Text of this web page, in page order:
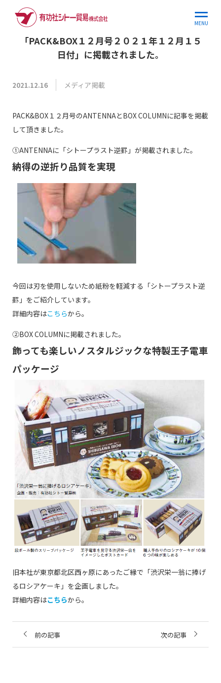
MENU
ホームお知らせ 「PACK&BOX１２月号２０…
「PACK&BOX１２月号２０２１年１２月１５
日付」に掲載されました。
2021.12.16 メディア掲載
PACK&BOX１２月号のANTENNAとBOX COLUMNに記事を掲載
して頂きました。
①ANTENNAに「シトープラスト逆罫」が掲載されました。
納得の逆折り品質を実現
今回は刃を使用しないため紙粉を軽減する「シトープラスト逆
罫」をご紹介しています。
詳細内容はこちらから。
②BOX COLUMNに掲載されました。
飾っても楽しいノスタルジックな特製王子電車
パッケージ
旧本社が東京都北区西ヶ原にあったご縁で「渋沢栄一翁に捧げ
るロシアケーキ」を企画しました。
詳細内容はこちらから。
前の記事 次の記事